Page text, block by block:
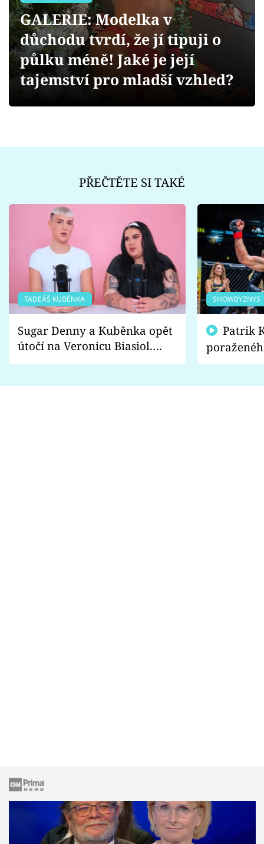
Videa
Sledujte prima+
GALERIE: Modelka v
důchodu tvrdí, že jí tipuji o
půlku méně! Jaké je její
tajemství pro mladší vzhled?
PŘEČTĚTE SI TAKÉ
TADEÁŠ KUBĚNKA
Sugar Denny a Kuběnka opět
útočí na Veronicu Biasiol.
Proč je podle nich falešná a
SHOWBYZNYS
fanoušci